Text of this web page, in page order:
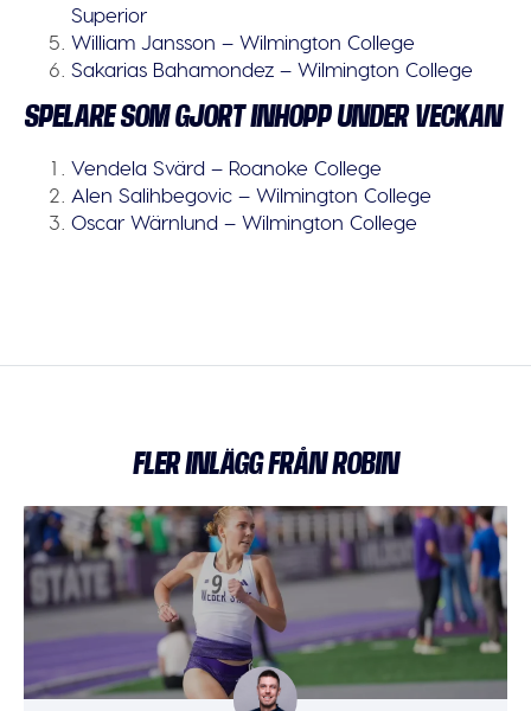
Superior
William Jansson – Wilmington College
Sakarias Bahamondez – Wilmington College
SPELARE SOM GJORT INHOPP UNDER VECKAN
Vendela Svärd – Roanoke College
Alen Salihbegovic – Wilmington College
Oscar Wärnlund – Wilmington College
FLER INLÄGG FRÅN ROBIN